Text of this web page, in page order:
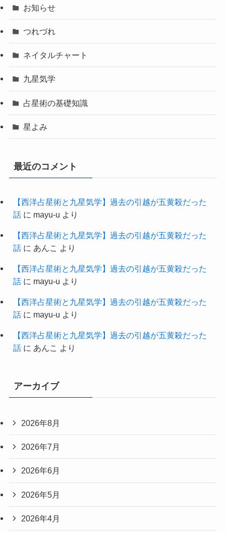
お知らせ
つれづれ
ネイタルチャート
九星気学
占星術の基礎知識
星よみ
最近のコメント
【西洋占星術と九星気学】過去の引越が五黄殺だった
話に mayu-u より
【西洋占星術と九星気学】過去の引越が五黄殺だった
話に あんこ より
【西洋占星術と九星気学】過去の引越が五黄殺だった
話に mayu-u より
【西洋占星術と九星気学】過去の引越が五黄殺だった
話に mayu-u より
【西洋占星術と九星気学】過去の引越が五黄殺だった
話に あんこ より
アーカイブ
2026年8月
2026年7月
2026年6月
2026年5月
2026年4月